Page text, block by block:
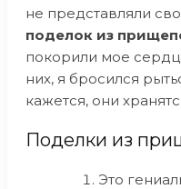
не представляли
поделок из
покорили мое
них, я бросился
кажется, они
Поделки из
Это